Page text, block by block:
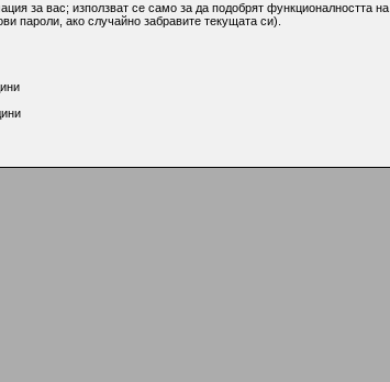
за вас; използват се само за да подобрят функционалността на
пароли, ако случайно забравите текущата си).